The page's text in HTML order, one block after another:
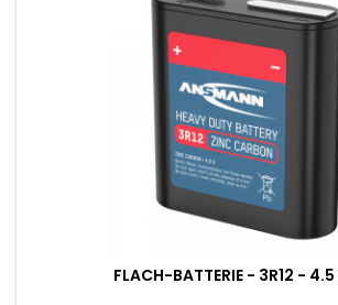
FLACH-BATTERIE - 3R12 -